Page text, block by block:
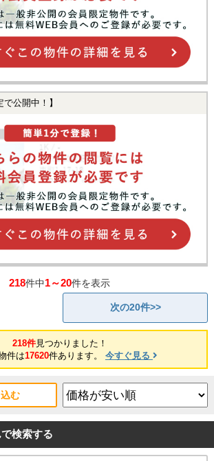
で公開中！】
218件中1～20件を表示
次の20件>>
218件見つかりました！
件は17620件あります。 今すぐ見る
む
検索する